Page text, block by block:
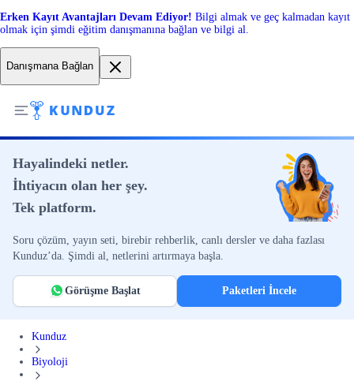
Erken Kayıt Avantajları Devam Ediyor! Bilgi almak ve geç kalmadan kayıt
olmak için şimdi eğitim danışmanına bağlan ve bilgi al.
Danışmana Bağlan
Hayalindeki netler.
İhtiyacın olan her şey.
Tek platform.
Soru çözüm, yayın seti, birebir rehberlik, canlı dersler ve daha fazlası
Kunduz’da. Şimdi al, netlerini artırmaya başla.
Görüşme Başlat Paketleri İncele
Kunduz
Biyoloji